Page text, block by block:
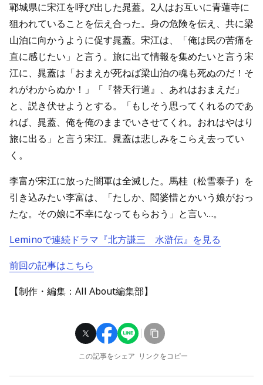
鄆城県に宋江を呼び出した晁蓋。2人はお互いに青蓮寺に
狙われていることを伝え合った。身の危険を伝え、共に梁
山泊に向かうように促す晁蓋。宋江は、「俺は民の苦痛を
直に感じたい」と言う。旅に出て情報を集めたいと言う宋
江に、晁蓋は「おまえが死ねば梁山泊の魂も死ぬのだ！そ
れがわからぬか！」「『替天行道』、あれはおまえだ」
と、説き伏せようとする。「もしそう思ってくれるのであ
れば、晁蓋、俺を俺のままでいさせてくれ。おれはやはり
旅に出る」と言う宋江。晁蓋は悲しみをこらえ去ってい
く。
李富が宋江に放った闇軍は全滅した。馬桂（松雪泰子）を
引き込みたい李富は、「たしか、閻婆惜とかいう娘がおっ
たな。その娘に不幸になってもらおう」と言い…。
Leminoで連続ドラマ『北方謙三 水滸伝』を見る
前回の記事はこちら
【制作・編集：All About編集部】
この記事をシェア リンクをコピー